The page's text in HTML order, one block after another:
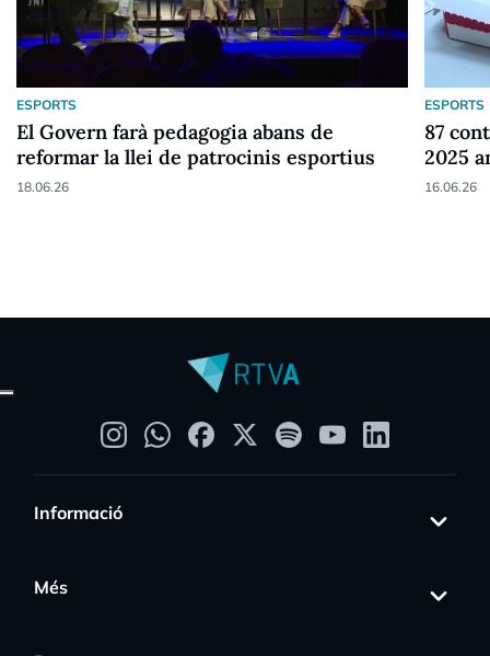
ESPORTS
El Govern farà pedagogia abans de
reformar la llei de patrocinis esportius
18.06.26
ESPORTS
87
2025
16.06.26
Informació
Més